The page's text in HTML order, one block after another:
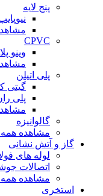
پنج لایه
CPVC
وینو
پلی اتیلن
گیتی
پلی
گالوانیزه
مشاهده
گاز و آتش نشانی
لوله های
اتصالات
مشاهده
استخری